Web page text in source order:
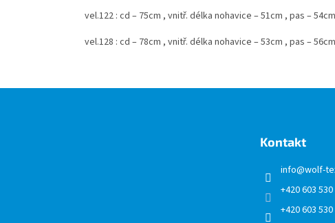
vel.122 : cd – 75cm , vnitř. délka nohavice – 51cm , pas –
vel.128 : cd – 78cm , vnitř. délka nohavice – 53cm , pas –
Kontakt
info@wolf-
+420 603
+420 603